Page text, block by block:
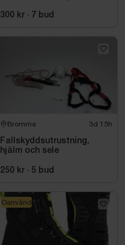
SVART. STL 42
300 kr · 7 bud
Bromma 3d 15h
Fallskyddsutrustning,
hjälm och sele
250 kr · 5 bud
Oanvänd